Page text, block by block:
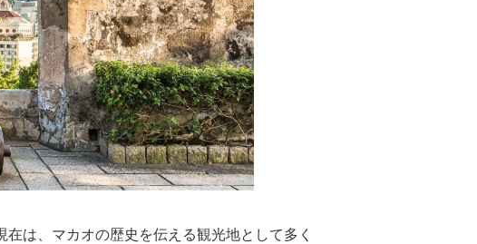
は、マカオの歴史を伝える観光地として多く